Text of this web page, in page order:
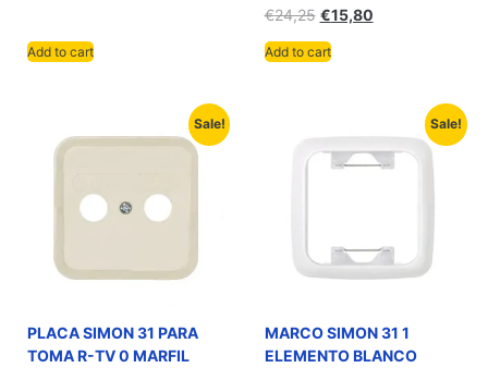
Add to cart
€24,25 €15,80
Add to cart
Sale!
PLACA SIMON 31 PARA
TOMA R-TV 0 MARFIL
Sale!
MARCO SIMON 31 1
ELEMENTO BLANCO